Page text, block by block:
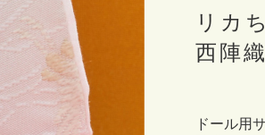
リカ
西陣
ドール用